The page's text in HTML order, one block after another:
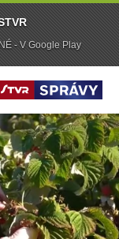
- V Google Play